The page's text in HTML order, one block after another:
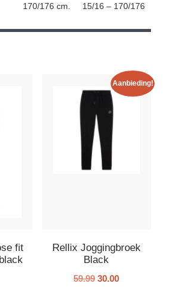
170/176 cm. 15/16 – 170/176
fit
Aanbieding!
Rellix Joggingbroek
Black
59.99 30.00